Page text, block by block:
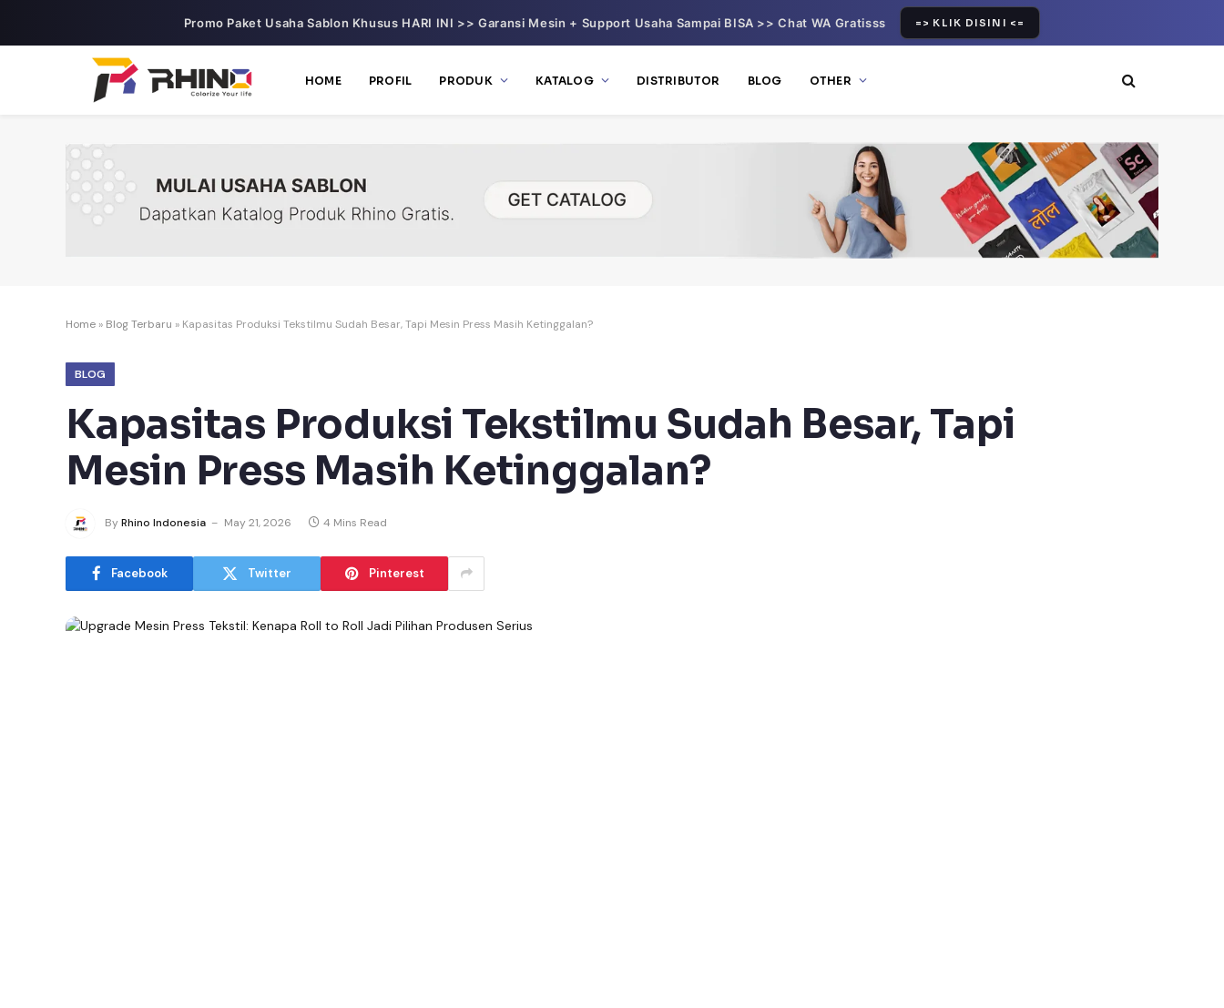
Promo Paket Usaha Sablon Khusus HARI INI >> Garansi Mesin + Support Usaha Sampai BISA >> Chat WA Gratisss => KLIK DISINI <=
HOME PROFIL PRODUK KATALOG DISTRIBUTOR BLOG OTHER
Home » Blog Terbaru » Kapasitas Produksi Tekstilmu Sudah Besar, Tapi Mesin Press Masih Ketinggalan?
BLOG
Kapasitas Produksi Tekstilmu Sudah Besar, Tapi
Mesin Press Masih Ketinggalan?
ByRhino Indonesia May 21, 2026 4 Mins Read
Facebook Twitter Pinterest